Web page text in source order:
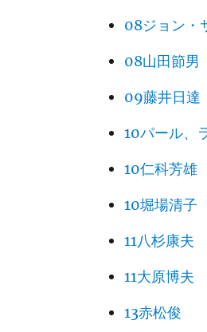
08ジョン・
08山田節男
09藤井日達
10パール、
10仁科芳雄
10堀場清子
11八杉康夫
11大原博夫
13赤松俊